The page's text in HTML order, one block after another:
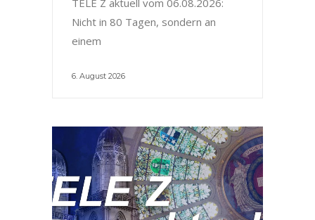
Nicht in 80 Tagen, sondern an
einem
6. August 2026